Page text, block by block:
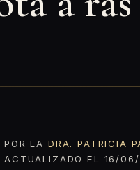
POR LA DRA. PATRICIA
ACTUALIZADO EL 16/